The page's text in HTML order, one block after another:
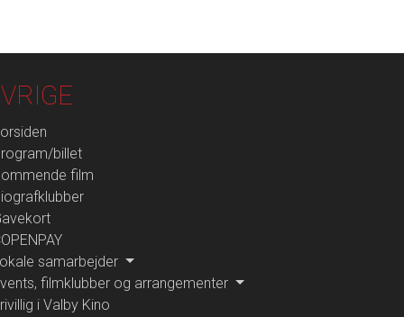
billet
film
samarbejder
filmklubber og arrangementer
i Valby Kino